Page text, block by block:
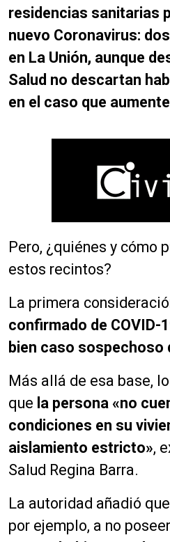
residencias sanitarias
nuevo Coronavirus:
en La Unión, aunque
Salud no descartan
en el caso que
Pero, ¿quiénes y cómo
estos recintos?
La primera
confirmado de COVID-
bien caso sospechoso
Más allá de esa base,
que la persona «no
condiciones en su
aislamiento estricto»,
Salud Regina Barra.
La autoridad añadió
por ejemplo, a no